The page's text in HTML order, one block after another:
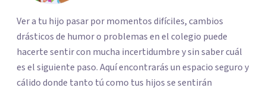
Ver a tu hijo pasar por momentos difíciles, cambios
drásticos de humor o problemas en el colegio puede
hacerte sentir con mucha incertidumbre y sin saber cuál
es el siguiente paso. Aquí encontrarás un espacio seguro y
cálido donde tanto tú como tus hijos se sentirán